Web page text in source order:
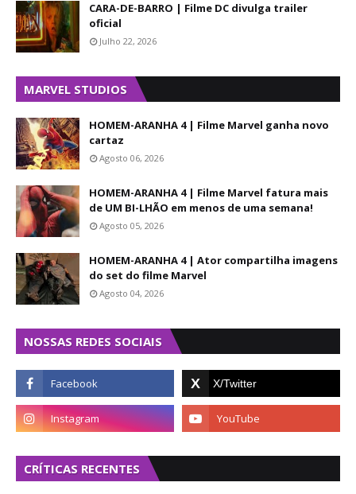
CARA-DE-BARRO | Filme DC divulga trailer
oficial
Julho 22, 2026
MARVEL STUDIOS
HOMEM-ARANHA 4 | Filme Marvel ganha novo
cartaz
Agosto 06, 2026
HOMEM-ARANHA 4 | Filme Marvel fatura mais
de UM BI-LHÃO em menos de uma semana!
Agosto 05, 2026
HOMEM-ARANHA 4 | Ator compartilha imagens
do set do filme Marvel
Agosto 04, 2026
NOSSAS REDES SOCIAIS
CRÍTICAS RECENTES